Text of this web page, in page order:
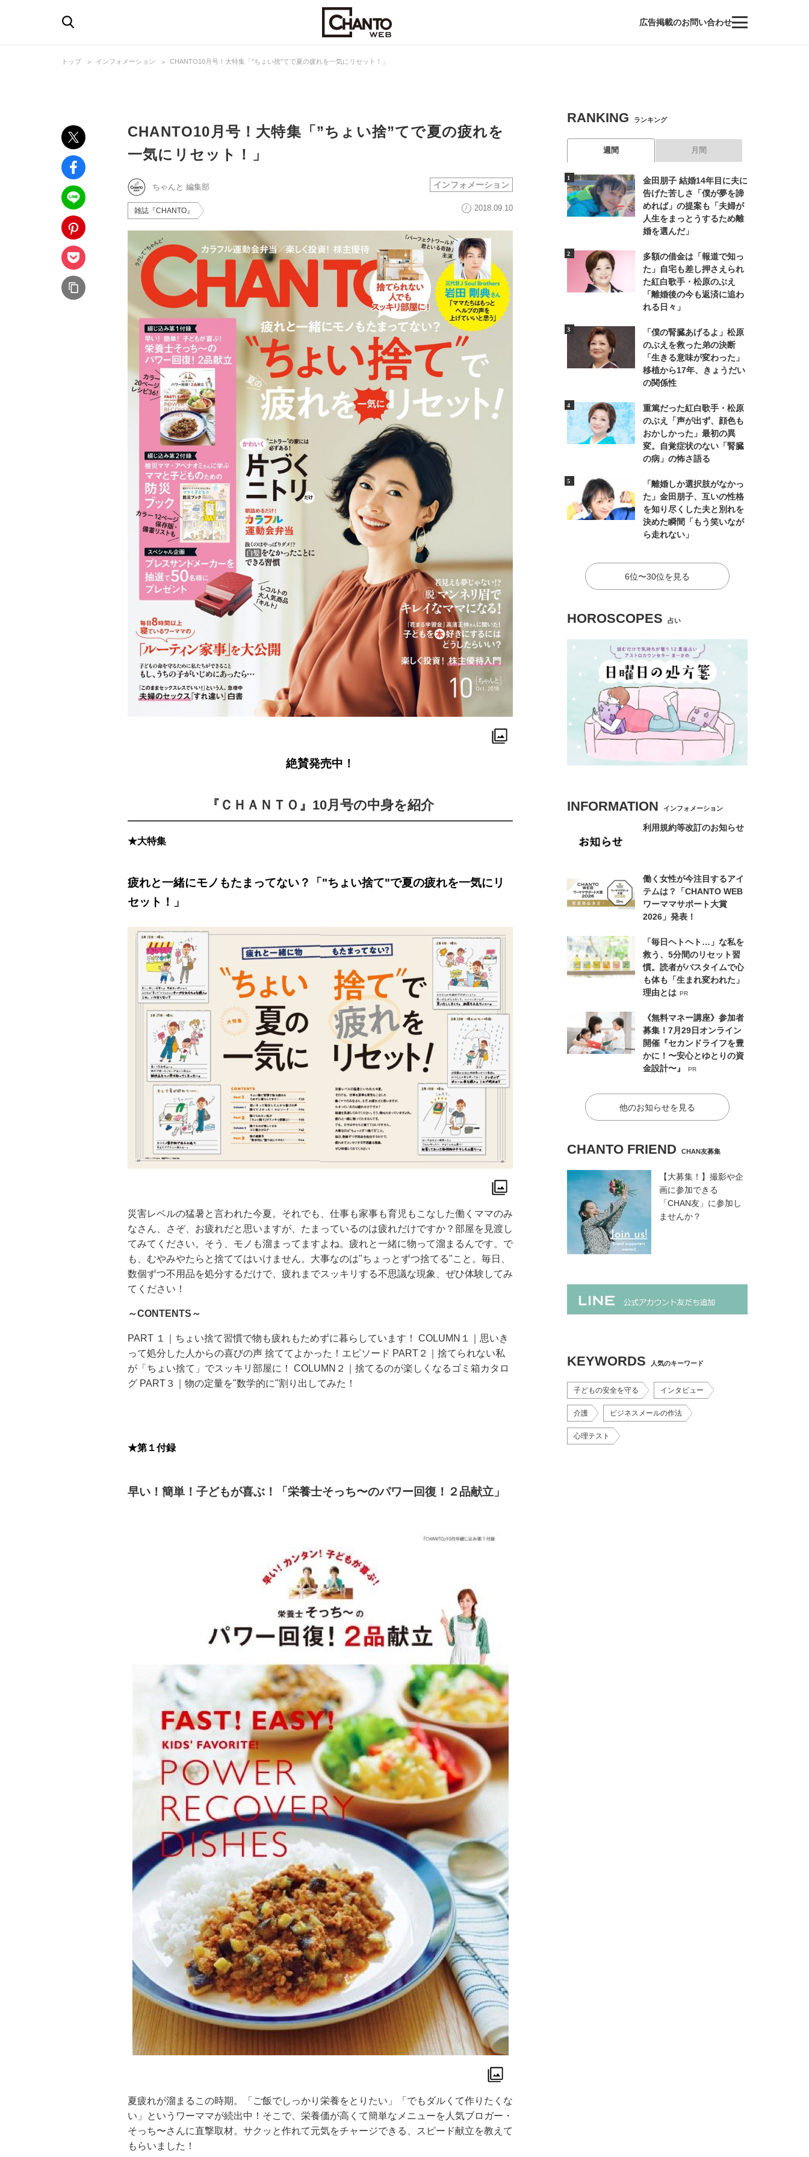
広告掲載のお問い合わせ
トップ インフォメーション CHANTO10月号！大特集「”ちょい捨”てで夏の疲れを一気にリセット！」
CHANTO10月号！大特集「”ちょい捨”てで夏の疲れを
一気にリセット！」
ちゃんと 編集部 インフォメーション
雑誌『CHANTO』 2018.09.10
絶賛発売中！
『ＣＨＡＮＴＯ』10月号の中身を紹介
★大特集
疲れと一緒にモノもたまってない？「"ちょい捨て"で夏の疲れを一気にリ
セット！」
災害レベルの猛暑と言われた今夏。それでも、仕事も家事も育児もこなした働くママのみ
なさん、さぞ、お疲れだと思いますが、たまっているのは疲れだけですか？部屋を見渡し
てみてください。そう、モノも溜まってますよね。疲れと一緒に物って溜まるんです。で
も、むやみやたらと捨ててはいけません。大事なのは"ちょっとずつ捨てる"こと。毎日、
数個ずつ不用品を処分するだけで、疲れまでスッキリする不思議な現象、ぜひ体験してみ
てください！
～CONTENTS～
PART １｜ちょい捨て習慣で物も疲れもためずに暮らしています！ COLUMN１｜思いき
って処分した人からの喜びの声 捨ててよかった！エピソード PART２｜捨てられない私
が「ちょい捨て」でスッキリ部屋に！ COLUMN２｜捨てるのが楽しくなるゴミ箱カタロ
グ PART３｜物の定量を"数学的に"割り出してみた！
★第１付録
早い！簡単！子どもが喜ぶ！ 「栄養士そっち〜のパワー回復！２品献立 」
夏疲れが溜まるこの時期。「ご飯でしっかり栄養をとりたい」「でもダルくて作りたくな
い」というワーママが続出中！そこで、栄養価が高くて簡単なメニューを人気ブロガー・
そっち〜さんに直撃取材。サクッと作れて元気をチャージできる、スピード献立を教えて
もらいました！
RANKING ランキング
週間 月間
金田朋子 結婚14年目に夫に
告げた苦しさ「僕が夢を諦
めれば」の提案も「夫婦が
人生をまっとうするため離
婚を選んだ」
多額の借金は「報道で知っ
た」自宅も差し押さえられ
た紅白歌手・松原のぶえ
「離婚後の今も返済に追わ
れる日々」
「僕の腎臓あげるよ」松原
のぶえを救った弟の決断
「生きる意味が変わった」
移植から17年、きょうだい
の関係性
重篤だった紅白歌手・松原
のぶえ「声が出ず、顔色も
おかしかった」最初の異
変。自覚症状のない「腎臓
の病」の怖さ語る
「離婚しか選択肢がなかっ
た」金田朋子、互いの性格
を知り尽くした夫と別れを
決めた瞬間「もう笑いなが
ら走れない」
6位〜30位を見る
HOROSCOPES 占い
INFORMATION インフォメーション
利用規約等改訂のお知らせ
働く女性が今注目するアイ
テムは？「CHANTO WEB
ワーママサポート大賞
2026」発表！
「毎日ヘトヘト…」な私を
救う、5分間のリセット習
慣。読者がバスタイムで心
も体も「生まれ変われた」
理由とは PR
《無料マネー講座》参加者
募集！7月29日オンライン
開催『セカンドライフを豊
かに！〜安心とゆとりの資
金設計〜』
PR
他のお知らせを見る
CHANTO FRIEND CHAN友募集
【大募集！】撮影や企
画に参加できる
「CHAN友」に参加し
ませんか？
KEYWORDS 人気のキーワード
子どもの安全を守る インタビュー
介護 ビジネスメールの作法
心理テスト